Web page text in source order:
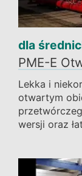
dla
PME-E
Lekka i
otwartym
wersji oraz